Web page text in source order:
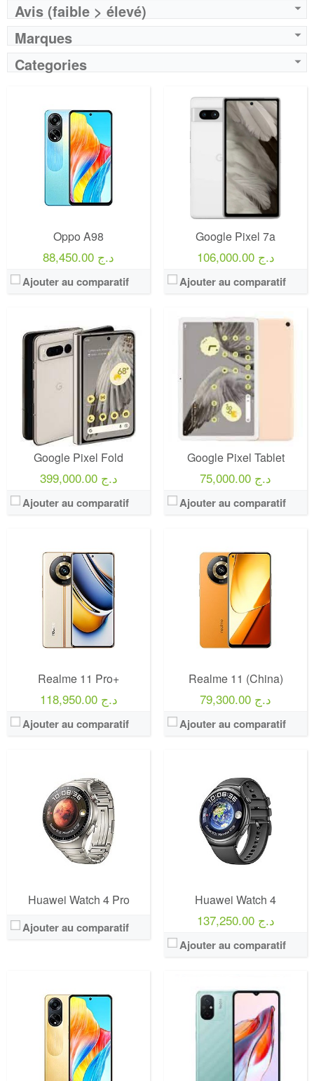
Avis (faible > élevé)
Marques
Categories
Oppo A98
88,450.00 د.ج
Ajouter au comparatif
Google Pixel 7a
106,000.00 د.ج
Ajouter au comparatif
Google Pixel Fold
399,000.00 د.ج
Ajouter au comparatif
Google Pixel Tablet
75,000.00 د.ج
Ajouter au comparatif
Realme 11 Pro+
118,950.00 د.ج
Ajouter au comparatif
Realme 11 (China)
79,300.00 د.ج
Ajouter au comparatif
Huawei Watch 4 Pro
Ajouter au comparatif
Huawei Watch 4
137,250.00 د.ج
Ajouter au comparatif